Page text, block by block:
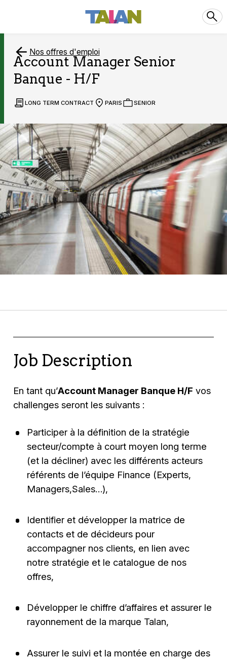
Nos offres d'emploi
Account Manager Senior
Banque - H/F
LONG TERM CONTRACT PARIS SENIOR
Job Description
En tant qu’Account Manager Banque H/F vos
challenges seront les suivants :
Participer à la définition de la stratégie
secteur/compte à court moyen long terme
(et la décliner) avec les différents acteurs
référents de l’équipe Finance (Experts,
Managers,Sales…),
Identifier et développer la matrice de
contacts et de décideurs pour
accompagner nos clients, en lien avec
notre stratégie et le catalogue de nos
offres,
Développer le chiffre d’affaires et assurer le
rayonnement de la marque Talan,
Assurer le suivi et la montée en charge des